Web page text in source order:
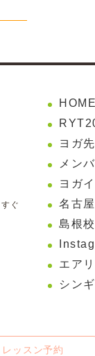
ぐ
HOME
ヨガ
メン
ヨガ
名古
島根
エア
シン
レッスン予約